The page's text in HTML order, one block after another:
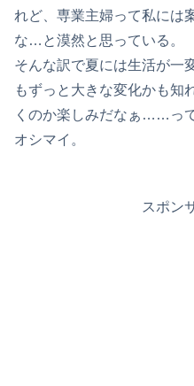
れど、専業主婦って私には
な…と漠然と思っている。
そんな訳で夏には生活が一
もずっと大きな変化かも知
くのか楽しみだなぁ……っ
オシマイ。
スポン